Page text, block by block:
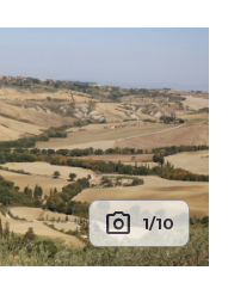
photo_camera 1/10